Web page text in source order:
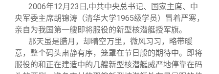
2006年12月23日,中共中央总书记、国家主席、中
央军委主席胡锦涛（清华大学1965级学员）冒着严寒，
亲自为我国第一艘即将服役的新型核潜艇授军旗。
那天虽是腊月，却晴空万里，微风习习，略带暖
意，整个码头肃静有序，笼罩在节日般的期待中。即将
服役的和正在建造中的几艘新型核潜艇威严地停靠在码